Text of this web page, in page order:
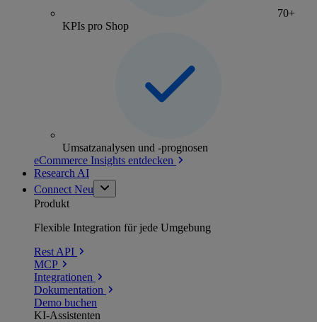
70+
KPIs pro Shop
Umsatzanalysen und -prognosen
eCommerce Insights entdecken
Research AI
Connect Neu
Produkt
Flexible Integration für jede Umgebung
Rest API
MCP
Integrationen
Dokumentation
Demo buchen
KI-Assistenten